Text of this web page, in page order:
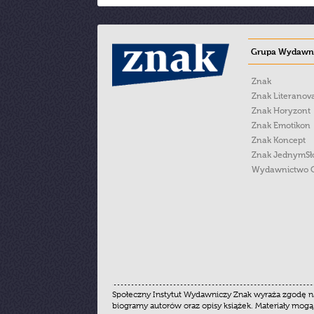
Grupa
Znak
Znak
Znak Horyzont
Znak Emotikon
Znak Koncept
Znak
Wydawnictwo
Społeczny Instytut Wydawniczy Znak wyraża
biogramy autorów oraz opisy książek. Materiały